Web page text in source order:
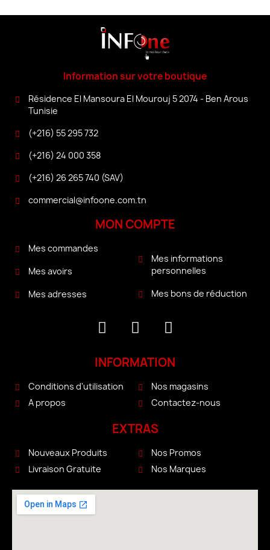
Information sur votre boutique
Résidence El Mansoura El Mourouj 5 2074 - Ben Arous
Tunisie
(+216) 55 295 732
(+216) 24 000 358
(+216) 26 265 740 (SAV)
commercial@infoone.com.tn
MON COMPTE
Mes commandes
Mes avoirs
Mes adresses
Mes informations
personnelles
Mes bons de réduction
INFORMATION
Conditions d'utilisation
A propos
Nos magasins
Contactez-nous
EXTRAS
Nouveaux Produits
Livraison Gratuite
Nos Promos
Nos Marques